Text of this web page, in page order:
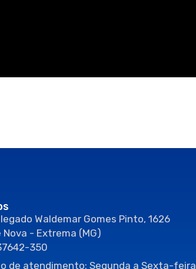
Waldemar Gomes Pinto, 1626
Nova - Extrema (MG)
350
de atendimento: Segunda a Sexta-feira